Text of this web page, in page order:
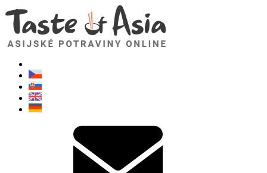
TasteOfAsia.cz
Neváhejte se zeptat. Jsem tady pro vás!